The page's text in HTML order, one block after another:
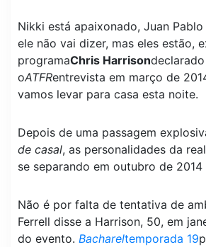
Nikki está apaixonado, Juan
ele não vai dizer, mas eles estão,
programaChris Harrison
oATFRentrevista em março de
vamos levar para casa esta noite.
Depois de uma passagem
de casal, as personalidades da
se separando em outubro de 2014
Não é por falta de tentativa de
Ferrell disse a Harrison, 50, em
do evento. Bachareltemporada 19